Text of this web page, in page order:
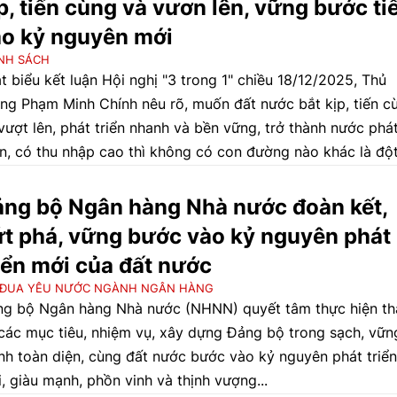
tiến cùng và vươn lên, vững bước
kỷ nguyên mới
SÁCH
biểu kết luận Hội nghị "3 trong 1" chiều 18/12/2025, Thủ
Phạm Minh Chính nêu rõ, muốn đất nước bắt kịp, tiến
lên, phát triển nhanh và bền vững, trở thành nước phát
có thu nhập cao thì không có con đường nào khác là đột
đổi xanh. Chính phủ cam kết sẽ luôn kiến tạo, đồng
dỡ bỏ mọi điểm nghẽn về thể chế, hạ tầng, nhân lực để
học công nghệ, đổi mới sáng tạo, chuyển đổi số và cải
chính thực sự trở thành động lực, nguồn lực mới, cổ vũ cả
tộc vững bước tiến lên trong kỷ nguyên mới.
bộ Ngân hàng Nhà nước đoàn kết,
phá, vững bước vào kỷ nguyên phát
mới của đất nước
YÊU NƯỚC NGÀNH NGÂN HÀNG
bộ Ngân hàng Nhà nước (NHNN) quyết tâm thực hiện
mục tiêu, nhiệm vụ, xây dựng Đảng bộ trong sạch,
toàn diện, cùng đất nước bước vào kỷ nguyên phát triển
giàu mạnh, phồn vinh và thịnh vượng...